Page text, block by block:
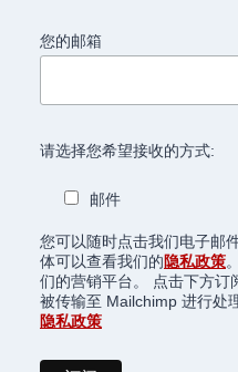
您的邮箱
请选择您希望接收的方式:
邮件
您可以随时点击我们电子邮
体可以查看我们的隐私政策
们的营销平台。 点击下方订
被传输至 Mailchimp 进行处
隐私政策